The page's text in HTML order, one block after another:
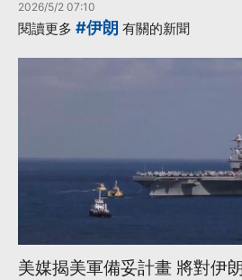
2026/5/2 07:10
閱讀更多 #伊朗 有關的新聞
美媒揭美軍備妥計畫 將對伊